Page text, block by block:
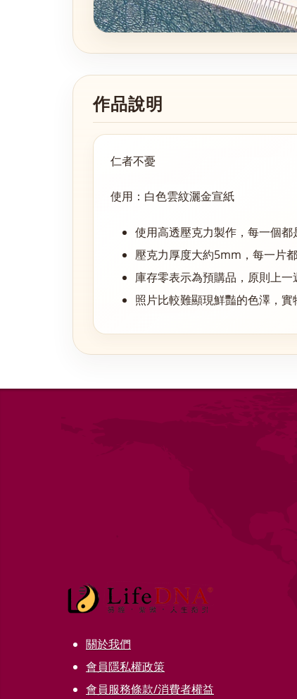
作品說明
仁者不憂
使用：白色雲紋灑金宣紙
使用高透壓克力製作，每一個都
壓克力厚度大約5mm，每一片
庫存零表示為預購品，原則上
照片比較難顯現鮮豔的色澤，實
關於我們
會員隱私權政策
會員服務條款/消費者權益